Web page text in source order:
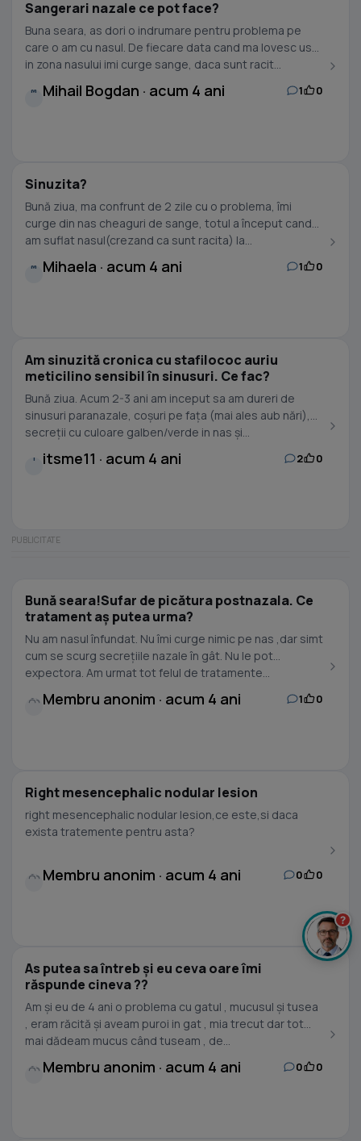
Sangerari nazale ce pot face?
Buna seara, as dori o indrumare pentru problema pe
care o am cu nasul. De fiecare data cand ma lovesc usor
in zona nasului imi curge sange, daca sunt racit...
M Mihail Bogdan · acum 4 ani 1 0
Sinuzita?
Bună ziua, ma confrunt de 2 zile cu o problema, îmi
curge din nas cheaguri de sange, totul a început cand
am suflat nasul(crezand ca sunt racita) la...
M Mihaela · acum 4 ani 1 0
Am sinuzită cronica cu stafilococ auriu
meticilino sensibil în sinusuri. Ce fac?
Bună ziua. Acum 2-3 ani am inceput sa am dureri de
sinusuri paranazale, coșuri pe fața (mai ales aub nări),
secreții cu culoare galben/verde in nas și...
I itsme11 · acum 4 ani 2 0
Bună seara!Sufar de picătura postnazala. Ce
tratament aș putea urma?
Nu am nasul înfundat. Nu îmi curge nimic pe nas ,dar simt
cum se scurg secrețiile nazale în gât. Nu le pot
expectora. Am urmat tot felul de tratamente...
Membru anonim · acum 4 ani 1 0
Right mesencephalic nodular lesion
right mesencephalic nodular lesion,ce este,si daca
exista tratemente pentru asta?
Membru anonim · acum 4 ani 0 0
As putea sa întreb și eu ceva oare îmi
răspunde cineva ??
Am și eu de 4 ani o problema cu gatul , mucusul și tusea
, eram răcită și aveam puroi in gat , mia trecut dar tot
mai dădeam mucus când tuseam , de...
Membru anonim · acum 4 ani 0 0
?